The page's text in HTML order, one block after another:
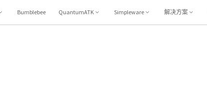
Bumblebee QuantumATK Simpleware 解决方案